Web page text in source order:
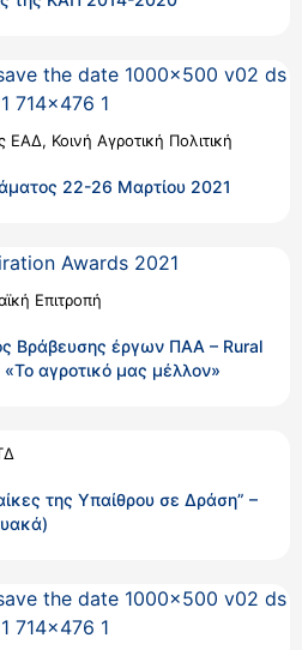
ΕΑΔ, Κοινή Αγροτική Πολιτική
22-26 Μαρτίου 2021
Επιτροπή
Βράβευσης έργων ΠΑΑ – Rural
αγροτικό μας μέλλον»
της Υπαίθρου σε Δράση” –